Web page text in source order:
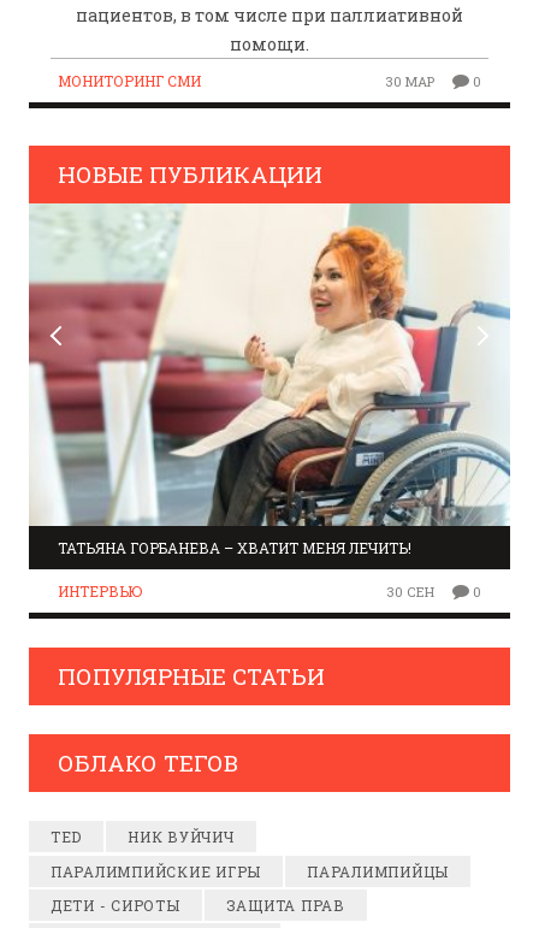
пациентов, в том числе при паллиативной
помощи.
МОНИТОРИНГ СМИ 30 МАР 0
НОВЫЕ ПУБЛИКАЦИИ
ТАТЬЯНА ГОРБАНЕВА – ХВАТИТ МЕНЯ ЛЕЧИТЬ!
ИНТЕРВЬЮ 30 СЕН 0
ПОПУЛЯРНЫЕ СТАТЬИ
ОБЛАКО ТЕГОВ
TED
НИК ВУЙЧИЧ
ПАРАЛИМПИЙСКИЕ ИГРЫ
ПАРАЛИМПИЙЦЫ
ДЕТИ - СИРОТЫ
ЗАЩИТА ПРАВ